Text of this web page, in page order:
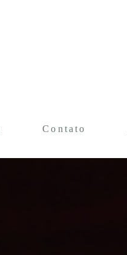
Contato